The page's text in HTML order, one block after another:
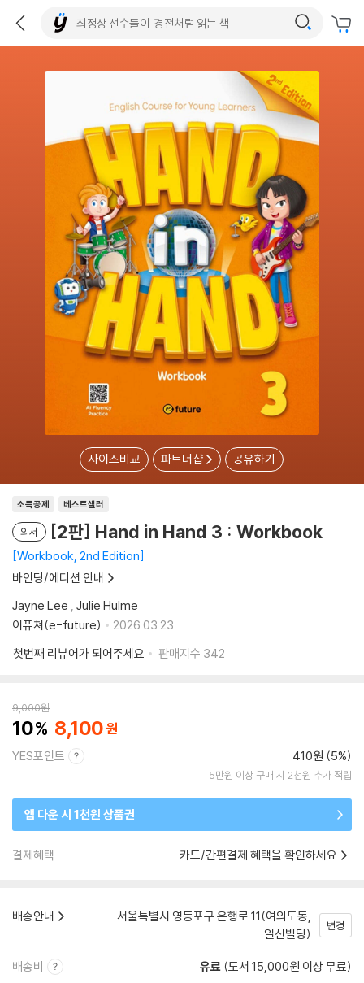
사이즈비교 파트너샵 공유하기
소득공제 베스트셀러
외서 [2판] Hand in Hand 3 : Workbook
Workbook, 2nd Edition
바인딩/에디션 안내
Jayne Lee , Julie Hulme
이퓨쳐(e-future)
2026.03.23.
첫번째 리뷰어가 되어주세요
판매지수 342
9,000원
10 8,100
YES포인트 410원 (5%)
5만원 이상 구매 시 2천원 추가 적립
앱 다운 시 1천원 상품권
결제혜택 카드/간편결제 혜택을 확인하세요
배송안내
서울특별시 영등포구 은행로 11(여의도동,
일신빌딩)
변경
배송비 유료 (도서 15,000원 이상 무료)